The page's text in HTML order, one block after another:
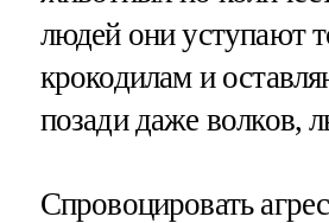
людей они уступают
крокодилам и
позади даже волков,
Спровоцировать